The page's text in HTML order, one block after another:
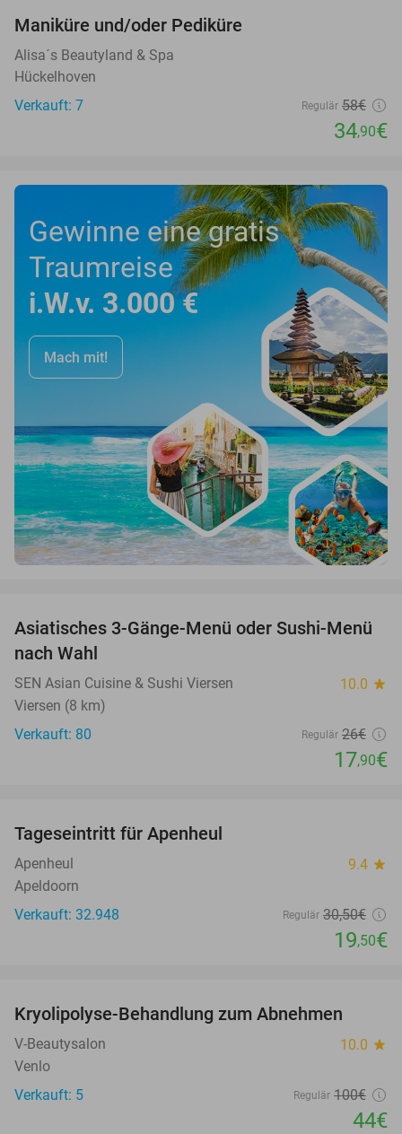
Maniküre und/oder Pediküre
Alisa´s Beautyland & Spa
Hückelhoven
Verkauft: 7
Regulär 58€
34,90€
Gewinne eine gratis
Traumreise
i.W.v. 3.000 €
Mach mit!
31%
Asiatisches 3-Gänge-Menü oder Sushi-Menü
nach Wahl
SEN Asian Cuisine & Sushi Viersen 10.0 star
Viersen (8 km)
Verkauft: 80
Regulär 26€
17,90€
Tageseintritt für Apenheul
Apenheul 9.4 star
Apeldoorn
Verkauft: 32.948
Regulär 30,50€
19,50€
Kryolipolyse-Behandlung zum Abnehmen
V-Beautysalon 10.0 star
Venlo
Verkauft: 5
Regulär 100€
44€